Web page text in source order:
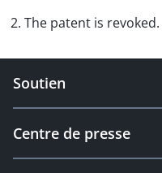
2. The patent is revoked.
Soutien
Centre de presse